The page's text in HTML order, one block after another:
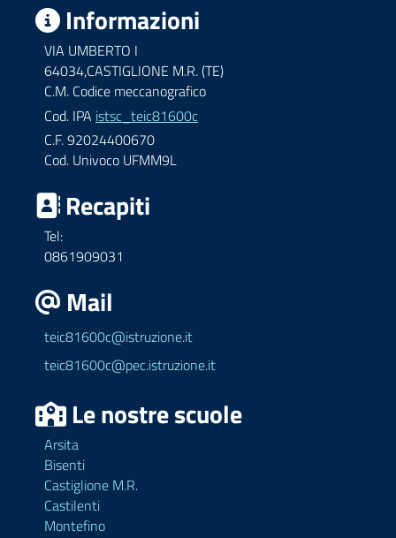
Informazioni
VIA UMBERTO I
64034,CASTIGLIONE M.R. (TE)
C.M. Codice meccanografico
Cod. IPA istsc_teic81600c
C.F. 92024400670
Cod. Univoco UFMM9L
Recapiti
Tel:
0861909031
Mail
teic81600c@istruzione.it
teic81600c@pec.istruzione.it
Le nostre scuole
Arsita
Bisenti
Castiglione M.R.
Castilenti
Montefino